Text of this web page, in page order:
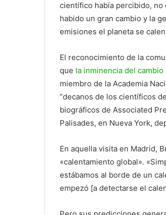
científico había percibido, no
habido un gran cambio y la
emisiones el planeta se
El reconocimiento de la
que la inminencia del
miembro de la Academia
“decanos de los científicos
biográficos de Associated
Palisades, en Nueva York,
En aquella visita en Madrid,
«calentamiento global».
estábamos al borde de un
empezó [a detectarse el